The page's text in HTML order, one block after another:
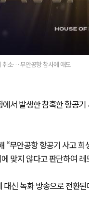
취소… 무안공항 참사에 애도
서 발생한 참혹한 항공기
“무안공항 항공기 사고
맞지 않다고 판단하여
신 녹화 방송으로 전환